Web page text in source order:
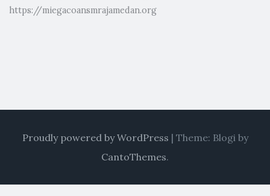
https://miegacoansmrajamedan.org
Proudly powered by WordPress | Theme: Blogi by
CantoThemes.